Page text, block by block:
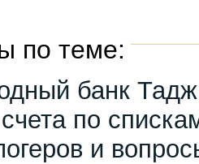
по теме:
банк
счета по
и